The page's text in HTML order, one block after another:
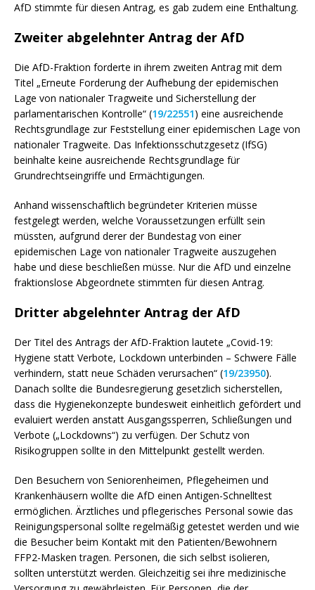
AfD stimmte für diesen Antrag, es gab zudem eine Enthaltung.
Zweiter abgelehnter Antrag der AfD
Die AfD-Fraktion forderte in ihrem zweiten Antrag mit dem
Titel „Erneute Forderung der Aufhebung der epidemischen
Lage von nationaler Tragweite und Sicherstellung der
parlamentarischen Kontrolle“ (19/22551) eine ausreichende
Rechtsgrundlage zur Feststellung einer epidemischen Lage von
nationaler Tragweite. Das Infektionsschutzgesetz (IfSG)
beinhalte keine ausreichende Rechtsgrundlage für
Grundrechtseingriffe und Ermächtigungen.
Anhand wissenschaftlich begründeter Kriterien müsse
festgelegt werden, welche Voraussetzungen erfüllt sein
müssten, aufgrund derer der Bundestag von einer
epidemischen Lage von nationaler Tragweite auszugehen
habe und diese beschließen müsse. Nur die AfD und einzelne
fraktionslose Abgeordnete stimmten für diesen Antrag.
Dritter abgelehnter Antrag der AfD
Der Titel des Antrags der AfD-Fraktion lautete „Covid-19:
Hygiene statt Verbote, Lockdown unterbinden – Schwere Fälle
verhindern, statt neue Schäden verursachen“ (19/23950).
Danach sollte die Bundesregierung gesetzlich sicherstellen,
dass die Hygienekonzepte bundesweit einheitlich gefördert und
evaluiert werden anstatt Ausgangssperren, Schließungen und
Verbote („Lockdowns“) zu verfügen. Der Schutz von
Risikogruppen sollte in den Mittelpunkt gestellt werden.
Den Besuchern von Seniorenheimen, Pflegeheimen und
Krankenhäusern wollte die AfD einen Antigen-Schnelltest
ermöglichen. Ärztliches und pflegerisches Personal sowie das
Reinigungspersonal sollte regelmäßig getestet werden und wie
die Besucher beim Kontakt mit den Patienten/Bewohnern
FFP2-Masken tragen. Personen, die sich selbst isolieren,
sollten unterstützt werden. Gleichzeitig sei ihre medizinische